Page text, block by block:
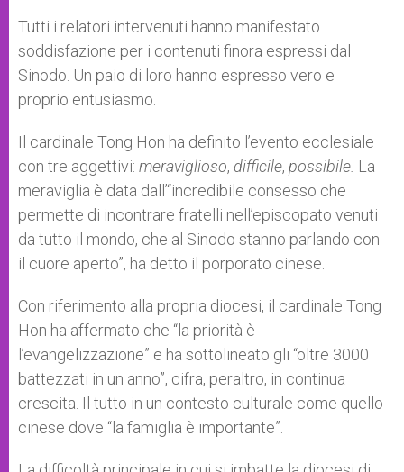
Tutti i relatori intervenuti hanno manifestato
soddisfazione per i contenuti finora espressi dal
Sinodo. Un paio di loro hanno espresso vero e
proprio entusiasmo.
Il cardinale Tong Hon ha definito l’evento ecclesiale
con tre aggettivi: meraviglioso, difficile, possibile. La
meraviglia è data dall’“incredibile consesso che
permette di incontrare fratelli nell’episcopato venuti
da tutto il mondo, che al Sinodo stanno parlando con
il cuore aperto”, ha detto il porporato cinese.
Con riferimento alla propria diocesi, il cardinale Tong
Hon ha affermato che “la priorità è
l’evangelizzazione” e ha sottolineato gli “oltre 3000
battezzati in un anno”, cifra, peraltro, in continua
crescita. Il tutto in un contesto culturale come quello
cinese dove “la famiglia è importante”.